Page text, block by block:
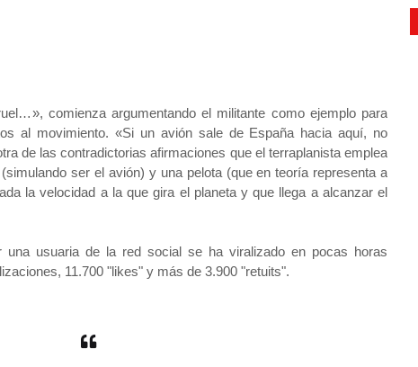
comienza argumentando el militante como ejemplo para
al movimiento. «Si un avión sale de España hacia aquí, no
de las contradictorias afirmaciones que el terraplanista emplea
ser el avión) y una pelota (que en teoría representa a
la velocidad a la que gira el planeta y que llega a alcanzar el
una usuaria de la red social se ha viralizado en pocas horas
11.700 "likes" y más de 3.900 "retuits".